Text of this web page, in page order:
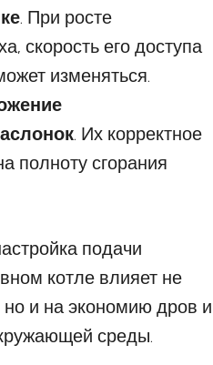
. При росте
скорость его доступа
изменяться.
. Их корректное
полноту сгорания
подачи
котле влияет не
но и на экономию дров и
среды.